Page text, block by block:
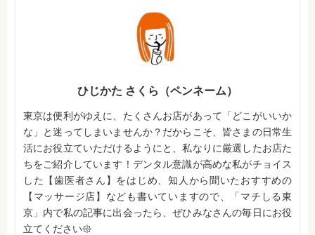
ひじかた さくら（ペンネーム）
東京は便利がゆえに、たくさんお店があって「どこがいいか
な」と迷ってしまいませんか？だからこそ、皆さまの日常生
活にお役立ていただけるようにと、私なりに厳選したお店た
ちをご紹介しています！デンタル意識が高めな私がチョイス
した【歯医者さん】をはじめ、知人から聞いたおすすめの
【マッサージ店】なども書いていますので、「マチしる東
京」内で私の記事に出会ったら、ぜひみなさんの毎日にお役
立てください𑁍